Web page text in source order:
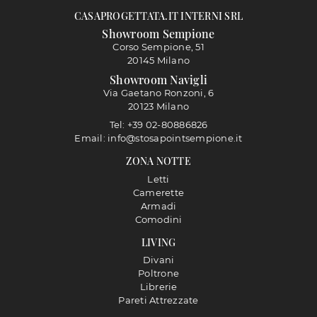
LIVING
Divani
Poltrone
Librerie
Pareti Attrezzate
ZONA NOTTE
Letti
Camerette
Armadi
Comodini
CASAPROGETTATA.IT INTERNI SRL
Showroom Sempione
Corso Sempione, 51
20145 Milano
Showroom Navigli
Via Gaetano Ronzoni, 6
20123 Milano
Tel: +39 02-80886826
Email: info@stosapointsempione.it